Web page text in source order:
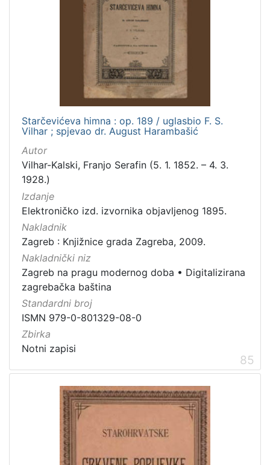
Starčevićeva himna : op. 189 / uglasbio F. S.
Vilhar ; spjevao dr. August Harambašić
Autor
Vilhar-Kalski, Franjo Serafin (5. 1. 1852. – 4. 3.
1928.)
Izdanje
Elektroničko izd. izvornika objavljenog 1895.
Nakladnik
Zagreb : Knjižnice grada Zagreba, 2009.
Nakladnički niz
Zagreb na pragu modernog doba • Digitalizirana
zagrebačka baština
Standardni broj
ISMN 979-0-801329-08-0
Zbirka
Notni zapisi
85